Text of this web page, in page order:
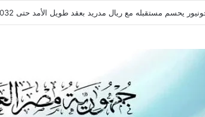
مفاوضاته لحسم صفقة هيثم حسن.. واللاعب يُرحب